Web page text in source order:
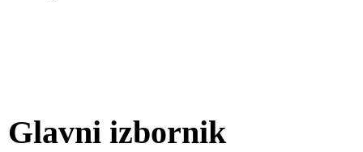
Glavni izbornik